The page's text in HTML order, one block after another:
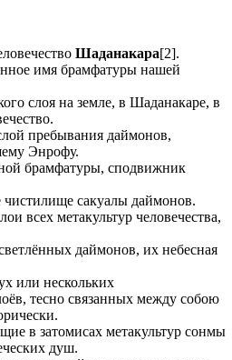
Шаданакара[2].
имя брамфатуры нашей
слоя на земле, в Шаданакаре, в
пребывания даймонов,
Энрофу.
брамфатуры, сподвижник
чистилище сакуалы даймонов.
всех метакультур человечества,
даймонов, их небесная
или нескольких
тесно связанных между собою
в затомисах метакультур сонмы
душ.